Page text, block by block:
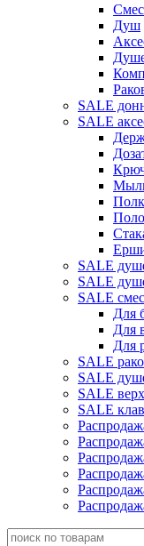
Душ
SALE
SALE
SALE
SALE
SALE
Для
Для
Для
SALE
SALE
SALE
SALE